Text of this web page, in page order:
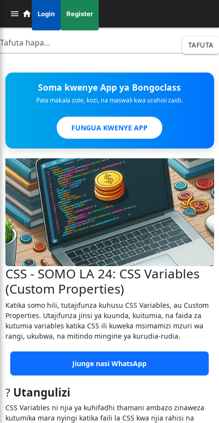
Login Register
TAFUTA
Soma kwenye App ya Bongoclass
Pata makala zote, kozi, na maswali kwa urahisi zaidi.
FUNGUA KWENYE APP
CSS - SOMO LA 24: CSS Variables
(Custom Properties)
Katika somo hili, tutajifunza kuhusu CSS Variables, au Custom
Properties. Utajifunza jinsi ya kuunda, kuitumia, na faida za
kutumia variables katika CSS ili kuweka msimamizi mzuri wa
rangi, ukubwa, na mitindo mingine ya kurudia-rudia.
Jiunge nasi WhatsApp
? Utangulizi
CSS Variables ni njia ya kuhifadhi thamani ambazo zinaweza
kutumika mara nyingi katika faili la CSS kwa njia rahisi na